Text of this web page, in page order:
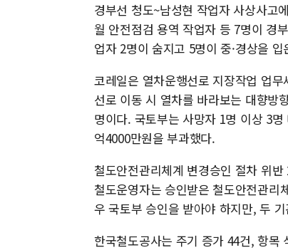
경부선 청도~남성현 작업자 사상사고
월 안전점검 용역 작업자 등 7명이 경
업자 2명이 숨지고 5명이 중·경상을 입
코레일은 열차운행선로 지장작업 업
선로 이동 시 열차를 바라보는 대향방
명이다. 국토부는 사망자 1명 이상 3
억4000만원을 부과했다.
철도안전관리체계 변경승인 절차 위
철도운영자는 승인받은 철도안전관리
우 국토부 승인을 받아야 하지만, 두
한국철도공사는 주기 증가 44건, 항목